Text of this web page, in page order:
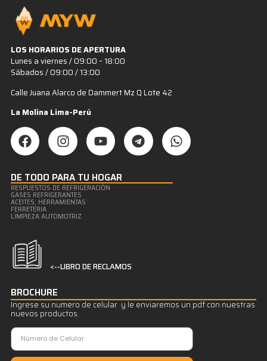
LOS HORARIOS DE APERTURA
Lunes a viernes / 09:00 – 18:00
Sábados / 09:00 / 13:00
Calle Juana Alarco de Dammert Mz Q Lote 42
La Molina Lima-Perú
DE TODO PARA TU HOGAR
RESPUESTOS DE REFRIGERACIÒN
GASES REFRIGERANTES
ACEITES, HERRAMIENTAS
FERRETERIA
LIMPIEZA AUTOMOTRIZ
<--LIBRO DE RECLAMOS
BROCHURE
Ingrese su numero de celular y le enviaremos un pdf con nuestras
nuevos productos.